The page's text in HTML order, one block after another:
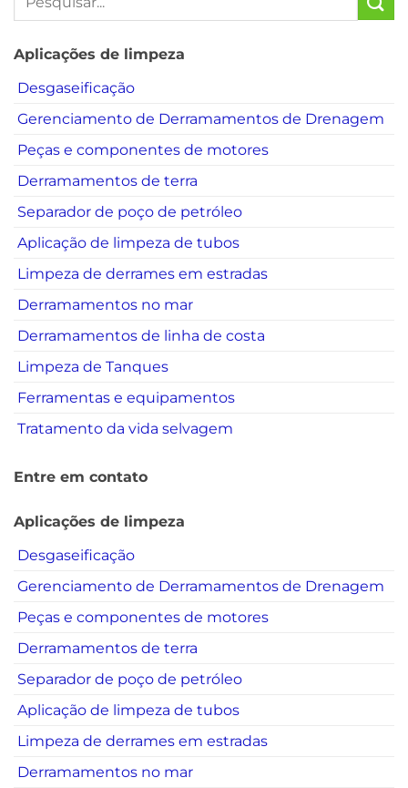
Aplicações de limpeza
Desgaseificação
Gerenciamento de Derramamentos de Drenagem
Peças e componentes de motores
Derramamentos de terra
Separador de poço de petróleo
Aplicação de limpeza de tubos
Limpeza de derrames em estradas
Derramamentos no mar
Derramamentos de linha de costa
Limpeza de Tanques
Ferramentas e equipamentos
Tratamento da vida selvagem
Entre em contato
Aplicações de limpeza
Desgaseificação
Gerenciamento de Derramamentos de Drenagem
Peças e componentes de motores
Derramamentos de terra
Separador de poço de petróleo
Aplicação de limpeza de tubos
Limpeza de derrames em estradas
Derramamentos no mar